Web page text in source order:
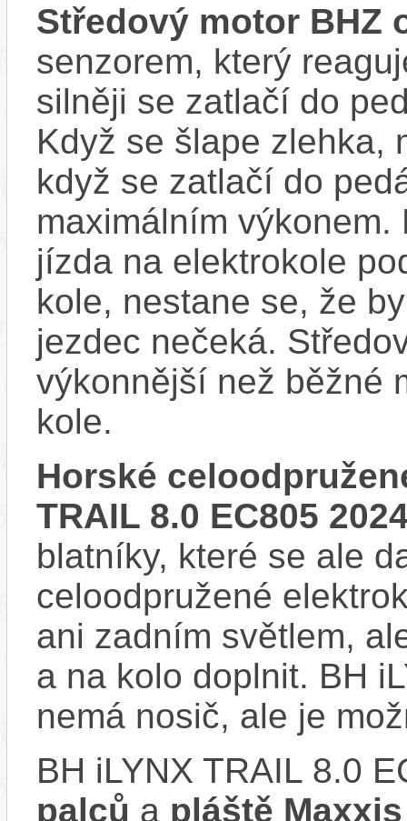
Středový motor BHZ
senzorem, který
silněji se zatlačí do
Když se šlape zlehka,
když se zatlačí do
maximálním
jízda na elektrokole
kole, nestane se, že
jezdec nečeká.
výkonnější než běžné
kole.
Horské
TRAIL 8.0 EC805
blatníky, které se ale
celoodpružené
ani zadním světlem,
a na kolo doplnit. BH
nemá nosič, ale je
BH iLYNX TRAIL 8.0
palců a pláště